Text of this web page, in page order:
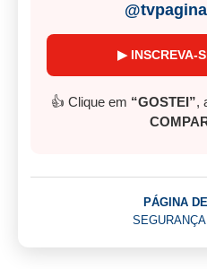
▶ INSCREVA-
👍 Clique em “GOSTEI”,
PÁGINA